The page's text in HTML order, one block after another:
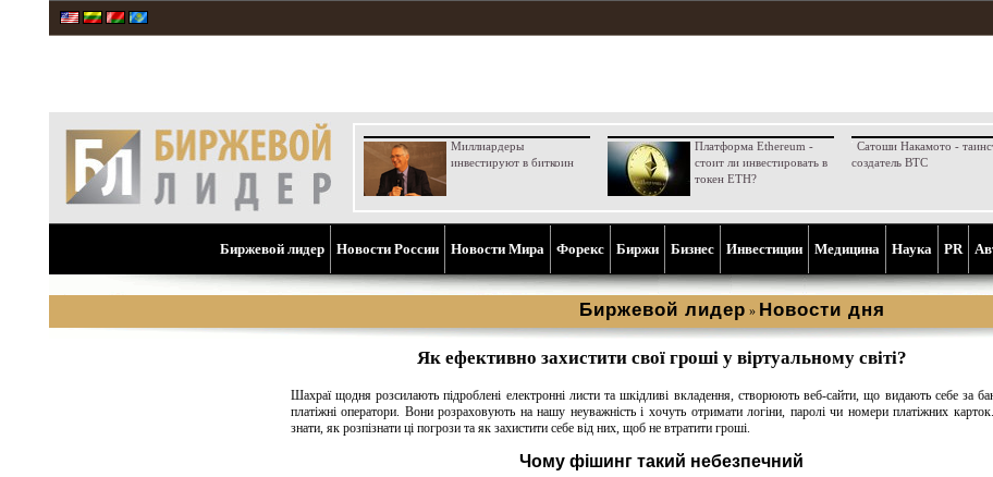
Миллиардеры
инвестируют в биткоин
Платформа Ethereum -
стоит ли инвестировать в
токен ETH?
Сатоши Накамото -
создатель BTC
Биржевой лидер Новости России Новости Мира Форекс Биржи Бизнес Инвестиции Медицина Наука PR
Биржевой лидер » Новости дня
Як ефективно захистити свої гроші у віртуальному світі?
Шахраї щодня розсилають підроблені електронні листи та шкідливі вкладення, створюють веб-сайти, що видають себе за
платіжні оператори. Вони розраховують на нашу неуважність і хочуть отримати логіни, паролі чи номери платіжних
знати, як розпізнати ці погрози та як захистити себе від них, щоб не втратити гроші.
Чому фішинг такий небезпечний